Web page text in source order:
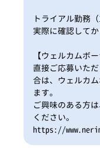
トライアル勤務
実際に確認して
【ウェルカムボ
直接ご応募いた
合は、ウェルカ
ます。
ご興味のある方
ください。
https://